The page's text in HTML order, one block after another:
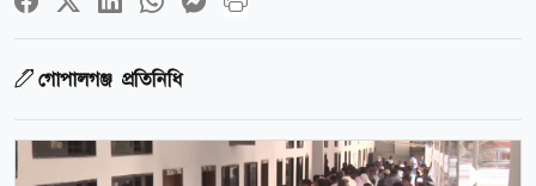
গোপালগঞ্জ প্রতিনিধি